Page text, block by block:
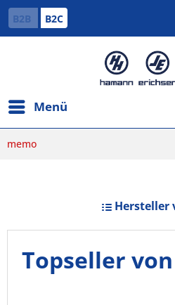
B2B B2C
Menü
memo
Hersteller
Topseller